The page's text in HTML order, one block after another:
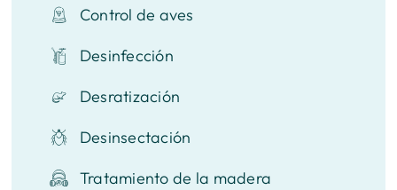
Control de aves
Desinfección
Desratización
Desinsectación
Tratamiento de la madera